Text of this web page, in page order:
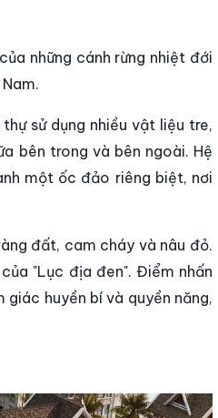
những cánh rừng nhiệt đới
sử dụng nhiều vật liệu tre,
bên trong và bên ngoài. Hệ
một ốc đảo riêng biệt, nơi
đất, cam cháy và nâu đỏ.
"Lục địa đen". Điểm nhấn
huyền bí và quyền năng,